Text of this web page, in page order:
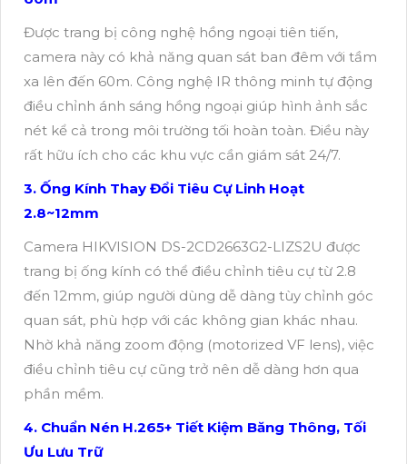
Được trang bị công nghệ hồng ngoại tiên tiến,
camera này có khả năng quan sát ban đêm với tầm
xa lên đến 60m. Công nghệ IR thông minh tự động
điều chỉnh ánh sáng hồng ngoại giúp hình ảnh sắc
nét kể cả trong môi trường tối hoàn toàn. Điều này
rất hữu ích cho các khu vực cần giám sát 24/7.
3. Ống Kính Thay Đổi Tiêu Cự Linh Hoạt
2.8~12mm
Camera HIKVISION DS-2CD2663G2-LIZS2U được
trang bị ống kính có thể điều chỉnh tiêu cự từ 2.8
đến 12mm, giúp người dùng dễ dàng tùy chỉnh góc
quan sát, phù hợp với các không gian khác nhau.
Nhờ khả năng zoom động (motorized VF lens), việc
điều chỉnh tiêu cự cũng trở nên dễ dàng hơn qua
phần mềm.
4. Chuẩn Nén H.265+ Tiết Kiệm Băng Thông, Tối
Ưu Lưu Trữ